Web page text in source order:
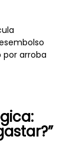
arroba